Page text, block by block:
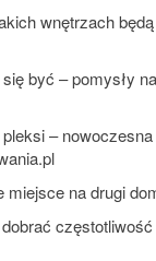
wnętrzach
być – pomysły
–
miejsce na drugi